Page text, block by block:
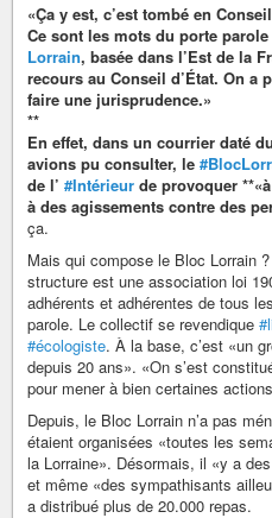
«Ça y est, c’est tombé en
Ce sont les mots du porte
Lorrain, basée dans l’Est de la
recours au Conseil d’État. On a
faire une jurisprudence.»
**
En effet, dans un courrier daté
avions pu consulter, le
de l’ #Intérieur de provoquer
à des agissements contre des
ça.
Mais qui compose le Bloc Lorrain
structure est une association loi
adhérents et adhérentes de tous
parole. Le collectif se revendique
#écologiste. À la base, c’est «un
depuis 20 ans». «On s’est
pour mener à bien certaines
Depuis, le Bloc Lorrain n’a pas
étaient organisées «toutes les
la Lorraine». Désormais, il «y a
et même «des sympathisants
a distribué plus de 20.000 repas.